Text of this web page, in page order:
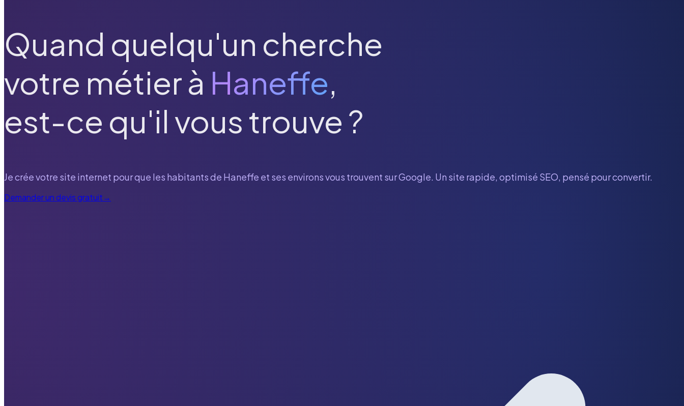
Quand quelqu'un cherche
votre métier à Haneffe,
est-ce qu'il vous trouve ?
Je crée votre site internet pour que les habitants de Haneffe et ses environs vous trouvent sur Google. Un site rapide, optimisé SEO, pensé pour convertir.
Demander un devis gratuit→